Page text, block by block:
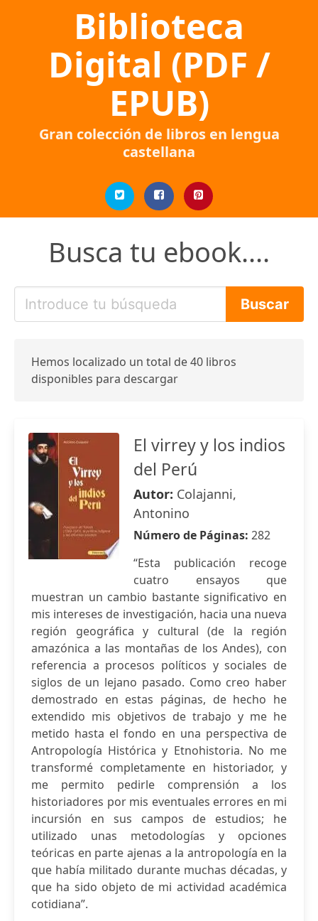
Biblioteca
Digital (PDF /
EPUB)
Gran colección de libros en lengua
castellana
Busca tu ebook....
Hemos localizado un total de 40 libros
disponibles para descargar
El virrey y los indios
del Perú
Autor: Colajanni,
Antonino
Número de Páginas: 282
“Esta publicación recoge
cuatro ensayos que
muestran un cambio bastante significativo en
mis intereses de investigación, hacia una nueva
región geográfica y cultural (de la región
amazónica a las montañas de los Andes), con
referencia a procesos políticos y sociales de
siglos de un lejano pasado. Como creo haber
demostrado en estas páginas, de hecho he
extendido mis objetivos de trabajo y me he
metido hasta el fondo en una perspectiva de
Antropología Histórica y Etnohistoria. No me
transformé completamente en historiador, y
me permito pedirle comprensión a los
historiadores por mis eventuales errores en mi
incursión en sus campos de estudios; he
utilizado unas metodologías y opciones
teóricas en parte ajenas a la antropología en la
que había militado durante muchas décadas, y
que ha sido objeto de mi actividad académica
cotidiana”.